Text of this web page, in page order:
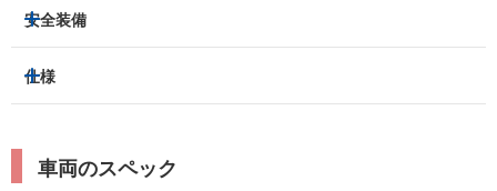
サンルーフ/ガラスルーフ
ルーフレール
3列シート
ベンチシート
パワーシート
シートヒーター
安全装備
トラクションコントロール
レーンキープアシスト
横滑り防止装置
衝突被害軽減プレーキ
仕様
車両のスペック